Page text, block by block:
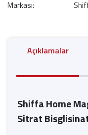
Markası:
Açıklamalar
Shiffa Home
Sitrat